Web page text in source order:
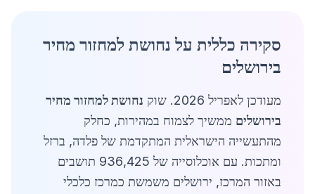
סקירה כללית על נחושת למחזור מחיר
בירושלים
מעודכן לאפריל 2026. שוק
נחושת למחזור מחיר
בירושלים ממשיך לצמוח במהירות, כחלק
מהתעשייה הישראלית המתקדמת של פלדה, ברזל
ומתכות. עם אוכלוסייה של 936,425 תושבים
באזור המרכז, ירושלים משמשת כמרכז כלכלי